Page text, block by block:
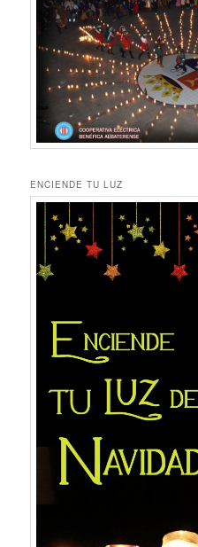
ENCIENDE TU LUZ